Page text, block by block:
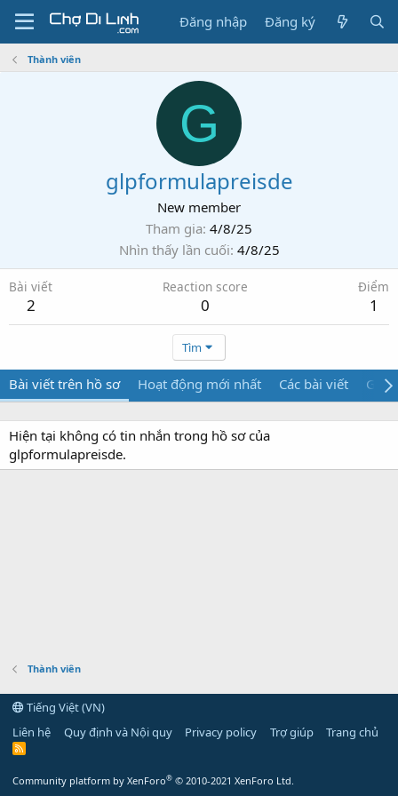
Đăng nhập Đăng ký
Thành viên
G
glpformulapreisde
New member
Tham gia 4/8/25
Nhìn thấy lần cuối 4/8/25
Bài viết
2
Reaction score
0
Điểm
1
Tìm
Bài viết trên hồ sơ Hoạt động mới nhất Các bài viết Giới
Hiện tại không có tin nhắn trong hồ sơ của
glpformulapreisde.
Thành viên
Tiếng Việt (VN)
Liên hệ
Quy định và Nội quy Privacy policy Trợ giúp Trang chủ
R
Community platform by XenForo® © 2010-2021 XenForo Ltd.